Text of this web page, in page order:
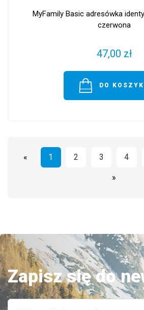
MyFamily Basic adresówka
czerwona
47,00 zł
DO
« 1 2 3 4
»
Zapisz się do